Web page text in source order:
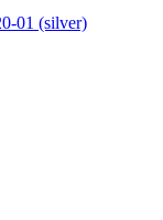
01 (silver)